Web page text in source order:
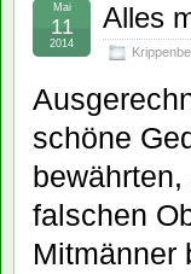
Alles
Mai
11
2014
schöne
falschen
Mitmänner